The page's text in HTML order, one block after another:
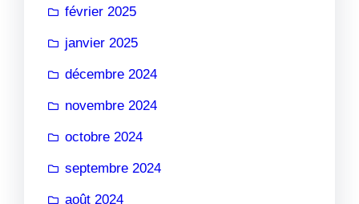
février 2025
janvier 2025
décembre 2024
novembre 2024
octobre 2024
septembre 2024
août 2024